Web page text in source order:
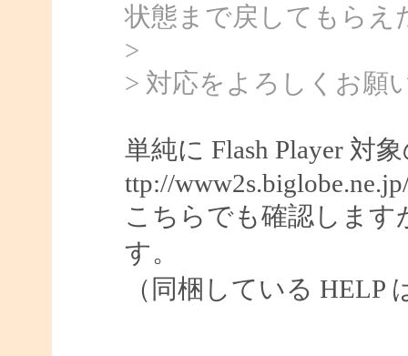
状態まで戻してもらえ
>
> 対応をよろしくお願
単純に Flash Player 対
ttp://
こちらでも確認しま
す。
（同梱している HELP